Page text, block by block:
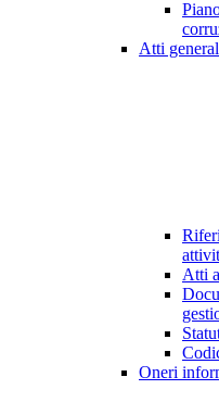
Atti
Atti
Oneri